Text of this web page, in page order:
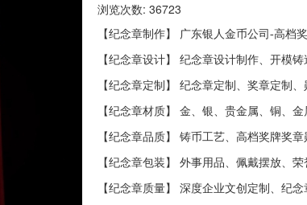
浏览次数: 36723
【纪念章制作】 广东银人金币公司-高档
【纪念章设计】 纪念章设计制作、开模
【纪念章定制】 纪念章定制、奖章定制
【纪念章材质】 金、银、贵金属、铜、
【纪念章品质】 铸币工艺、高档奖牌奖
【纪念章包装】 外事用品、佩戴摆放、
【纪念章质量】 深度企业文创定制、纪